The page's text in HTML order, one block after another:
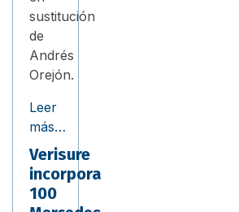
sustitución
de
Andrés
Orejón.
Leer
más…
Verisure
incorpora
100